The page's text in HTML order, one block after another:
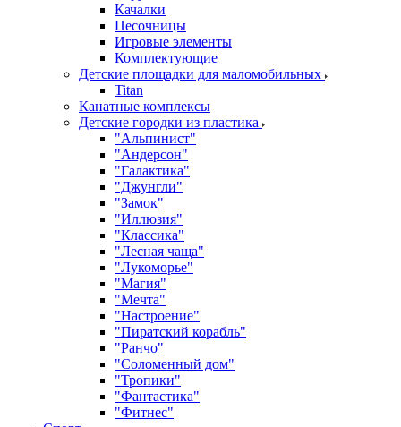
Качалки
Песочницы
Игровые элементы
Комплектующие
Детские площадки для маломобильных
Titan
Канатные комплексы
Детские городки из пластика
"Альпинист"
"Андерсон"
"Галактика"
"Джунгли"
"Замок"
"Иллюзия"
"Классика"
"Лесная чаща"
"Лукоморье"
"Магия"
"Мечта"
"Настроение"
"Пиратский корабль"
"Ранчо"
"Соломенный дом"
"Тропики"
"Фантастика"
"Фитнес"